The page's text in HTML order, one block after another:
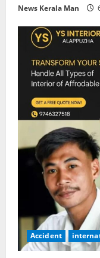
News Kerala Man
Accident